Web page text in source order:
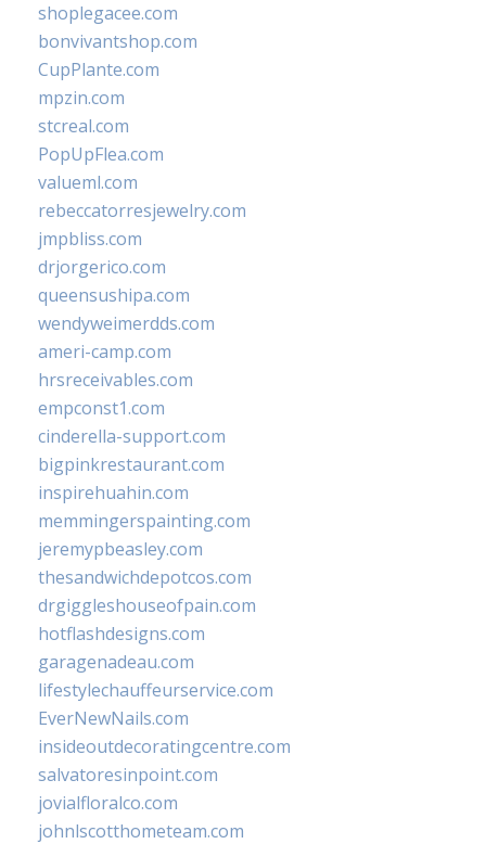
shoplegacee.com
bonvivantshop.com
CupPlante.com
mpzin.com
stcreal.com
PopUpFlea.com
valueml.com
rebeccatorresjewelry.com
jmpbliss.com
drjorgerico.com
queensushipa.com
wendyweimerdds.com
ameri-camp.com
hrsreceivables.com
empconst1.com
cinderella-support.com
bigpinkrestaurant.com
inspirehuahin.com
memmingerspainting.com
jeremypbeasley.com
thesandwichdepotcos.com
drgiggleshouseofpain.com
hotflashdesigns.com
garagenadeau.com
lifestylechauffeurservice.com
EverNewNails.com
insideoutdecoratingcentre.com
salvatoresinpoint.com
jovialfloralco.com
johnlscotthometeam.com